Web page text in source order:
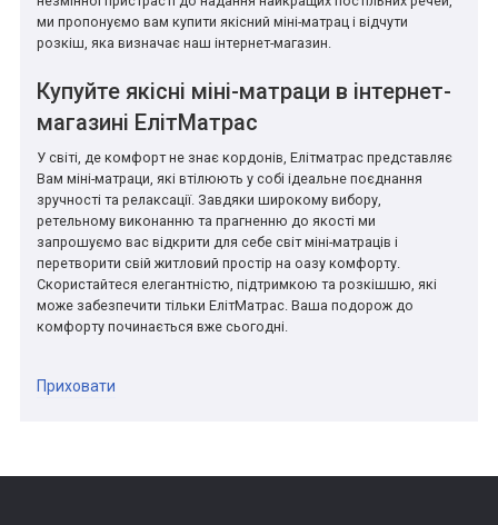
ми пропонуємо вам купити якісний міні-матрац і відчути
розкіш, яка визначає наш інтернет-магазин.
Купуйте якісні міні-матраци в інтернет-
магазині ЕлітМатрас
У світі, де комфорт не знає кордонів, Елітматрас представляє
Вам міні-матраци, які втілюють у собі ідеальне поєднання
зручності та релаксації. Завдяки широкому вибору,
ретельному виконанню та прагненню до якості ми
запрошуємо вас відкрити для себе світ міні-матраців і
перетворити свій житловий простір на оазу комфорту.
Скористайтеся елегантністю, підтримкою та розкішшю, які
може забезпечити тільки ЕлітМатрас. Ваша подорож до
комфорту починається вже сьогодні.
Приховати